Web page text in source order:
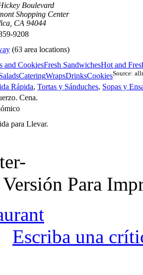
Boulevard
Shopping Center
CA 94044
9208
(63 area locations)
and CookiesFresh SandwichesHot and
CateringWrapsDrinksCookiesSource:
Rápida, Tortas y Sánduches, Sopas y
Cena.
para Llevar.
Versión Para
Escriba una